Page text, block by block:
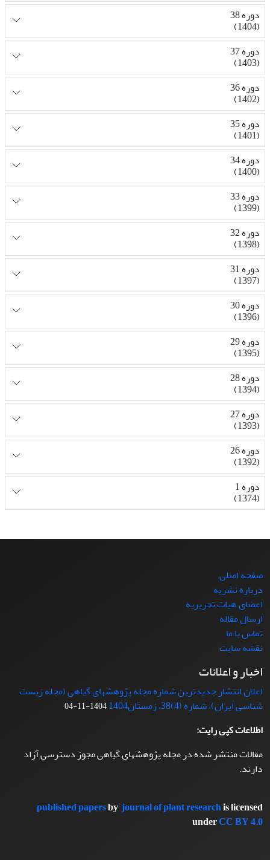
دوره 38
(1404)
دوره 37
(1403)
دوره 36
(1402)
دوره 35
(1401)
دوره 34
(1400)
دوره 33
(1399)
دوره 32
(1398)
دوره 31
(1397)
دوره 30
(1396)
دوره 29
(1395)
دوره 28
(1394)
دوره 27
(1393)
دوره 26
(1392)
دوره 1
(1374)
صفحه اصلی
درباره نشریه
اعضای هیات تحریریه
ارسال مقاله
تماس با ما
نقشه سایت
اخبار و اعلانات
اعلان انتشار جدیدترین شماره مجله پژوهشهای گیاهی (مجله زیست
شناسی ایران)، شماره (4)38، زمستان1404
1404-11-04
اطلاعات کپی رایت:
مقالات منتشر شده در مجله پژوهشهای گیاهی مجوز دسترسی آزاد
دارند.
published papersbyjournal of plant researchis licensed
underCC BY 4.0